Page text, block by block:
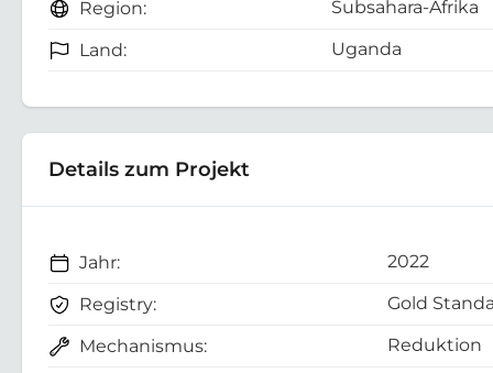
Region: Subsahara-Afrika
Land: Uganda
Details zum Projekt
Jahr: 2022
Registry: Gold
Mechanismus: Reduktion